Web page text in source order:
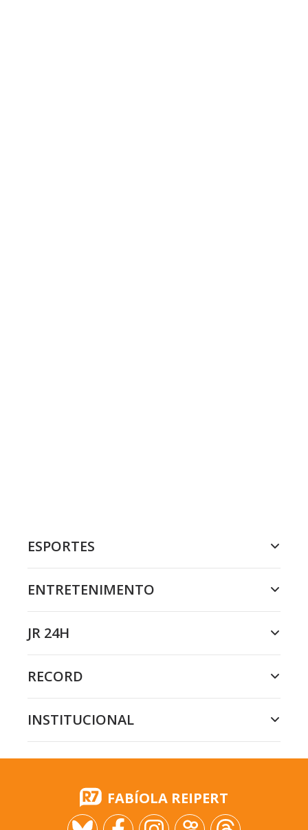
ESPORTES
ENTRETENIMENTO
JR 24H
RECORD
INSTITUCIONAL
FABÍOLA REIPERT